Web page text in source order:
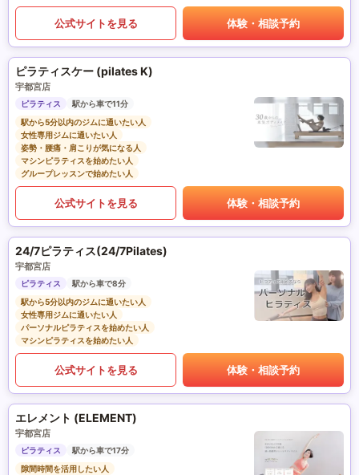
公式サイトを見る 体験・相談予約
ピラティスケー (pilates K)
宇都宮店
ピラティス
駅から車で11分
駅から5分以内のジムに通いたい人
女性専用ジムに通いたい人
姿勢・腰痛・肩こりが気になる人
マシンピラティスを始めたい人
グループレッスンで始めたい人
公式サイトを見る 体験・相談予約
24/7ピラティス(24/7Pilates)
宇都宮店
ピラティス
駅から車で8分
駅から5分以内のジムに通いたい人
女性専用ジムに通いたい人
パーソナルピラティスを始めたい人
マシンピラティスを始めたい人
公式サイトを見る 体験・相談予約
エレメント (ELEMENT)
宇都宮店
ピラティス
駅から車で17分
隙間時間を活用したい人